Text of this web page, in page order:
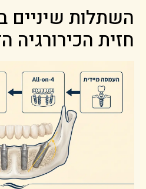
השתלות שיניים
חזית הכירורגיה